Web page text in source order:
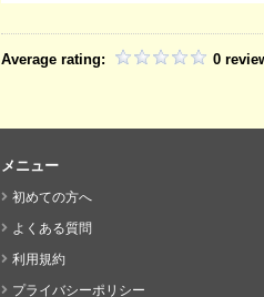
Average rating: 0
メニュー
初めての方へ
よくある質問
利用規約
プライバシーポリシー